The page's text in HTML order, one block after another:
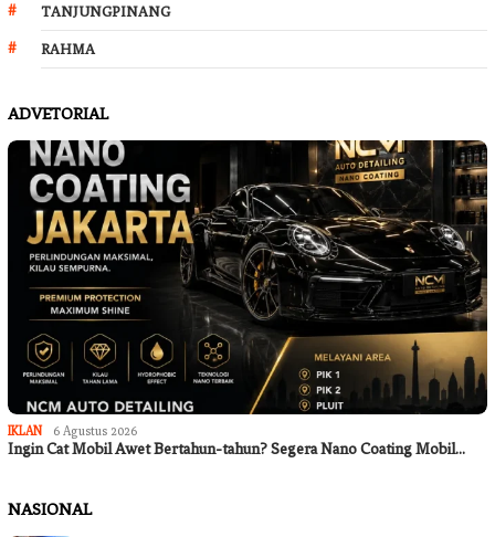
TANJUNGPINANG
RAHMA
ADVETORIAL
IKLAN 6 Agustus 2026
Ingin Cat Mobil Awet Bertahun-tahun? Segera Nano Coating Mobil…
NASIONAL